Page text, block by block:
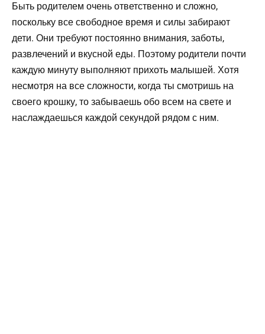
Быть родителем очень ответственно и сложно,
поскольку все свободное время и силы забирают
дети. Они требуют постоянно внимания, заботы,
развлечений и вкусной еды. Поэтому родители почти
каждую минуту выполняют прихоть малышей. Хотя
несмотря на все сложности, когда ты смотришь на
своего крошку, то забываешь обо всем на свете и
наслаждаешься каждой секундой рядом с ним.